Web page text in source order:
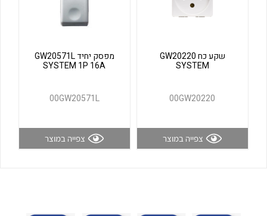
לכל מוצרי היצרן לכל מוצרי היצרן
שקע כח GW20220
SYSTEM
00GW20220
צפייה במוצר
מפסק יחיד GW20571L
SYSTEM 1P 16A
00GW20571L
צפייה במוצר